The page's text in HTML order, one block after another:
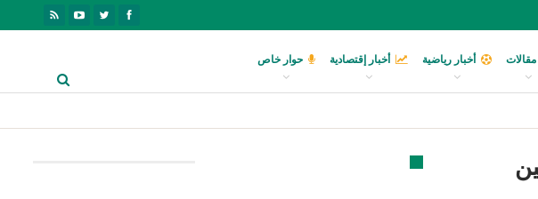
مقالات أخبار رياضية أخبار إقتصادية حوار خاص